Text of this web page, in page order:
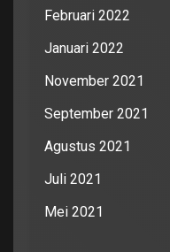
Februari 2022
Januari 2022
November 2021
September 2021
Agustus 2021
Juli 2021
Mei 2021